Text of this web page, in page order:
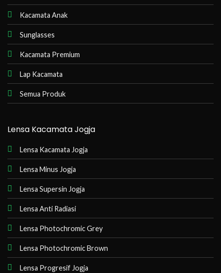
Kacamata Anak
Sunglasses
Kacamata Premium
Lap Kacamata
Semua Produk
Lensa Kacamata Jogja
Lensa Kacamata Jogja
Lensa Minus Jogja
Lensa Supersin Jogja
Lensa Anti Radiasi
Lensa Photochromic Grey
Lensa Photochromic Brown
Lensa Progresif Jogja